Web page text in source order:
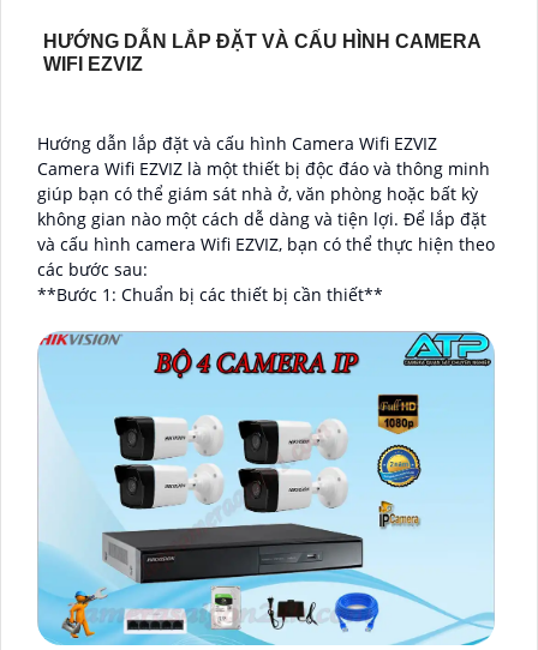
HƯỚNG DẪN LẮP ĐẶT VÀ CẤU HÌNH CAMERA
WIFI EZVIZ
Hướng dẫn lắp đặt và cấu hình Camera Wifi EZVIZ
Camera Wifi EZVIZ là một thiết bị độc đáo và thông minh
giúp bạn có thể giám sát nhà ở, văn phòng hoặc bất kỳ
không gian nào một cách dễ dàng và tiện lợi. Để lắp đặt
và cấu hình camera Wifi EZVIZ, bạn có thể thực hiện theo
các bước sau:
**Bước 1: Chuẩn bị các thiết bị cần thiết**